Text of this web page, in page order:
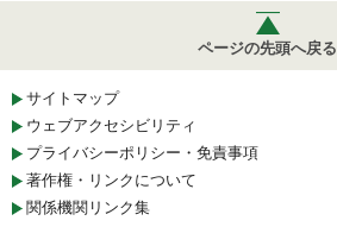
ページの先頭へ戻る
サイトマップ
ウェブアクセシビリティ
プライバシーポリシー・免責事項
著作権・リンクについて
関係機関リンク集